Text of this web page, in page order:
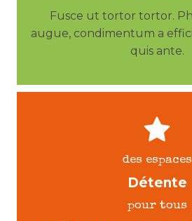
Fusce ut tortor tortor.
augue, condimentum a
quis ante.
des espaces
Détente
pour tous